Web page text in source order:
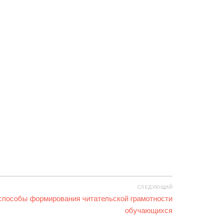
СЛЕДУЮЩИЙ
формирования читательской грамотности
обучающихся